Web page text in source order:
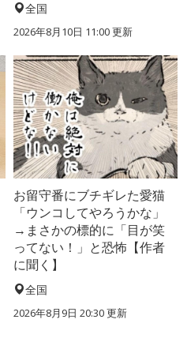
全国
2026年8月10日 11:00更新
お留守番にブチギレた愛猫
「ウンコしてやろうかな」
→まさかの標的に「目が笑
ってない！」と恐怖【作者
に聞く】
全国
2026年8月9日 20:30更新